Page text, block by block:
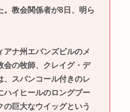
。教会関係者が8日、明ら
ナ州エバンズビルのメ
会の牧師、クレイグ・デ
、スパンコール付きのレ
ハイヒールのロングブー
の巨大なウイッグという